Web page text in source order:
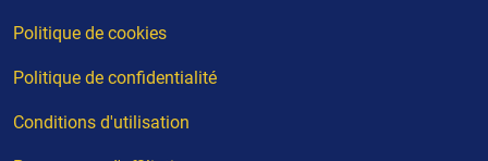
Politique de cookies
Politique de confidentialité
Conditions d'utilisation